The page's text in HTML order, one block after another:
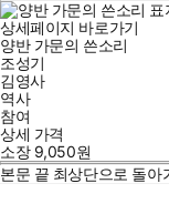
상세페이지 바로가기
양반 가문의 쓴소리
조성기
김영사
역사
참여
상세 가격
소장 9,050원
본문 끝 최상단으로 돌아